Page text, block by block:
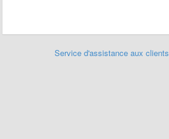
Service d'assistance aux clients